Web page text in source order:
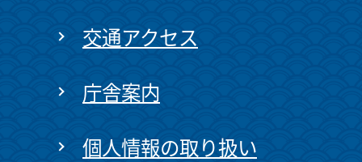
交通アクセス
庁舎案内
個人情報の取り扱い